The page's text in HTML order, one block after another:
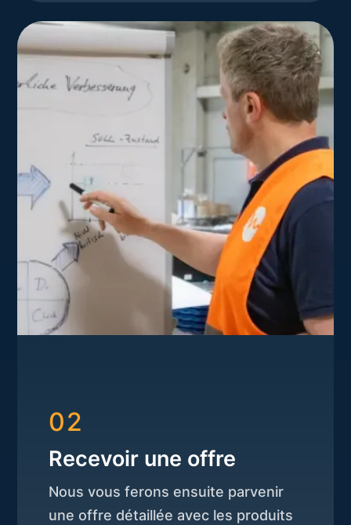
02
Recevoir une offre
Nous vous ferons ensuite parvenir
une offre détaillée avec les produits